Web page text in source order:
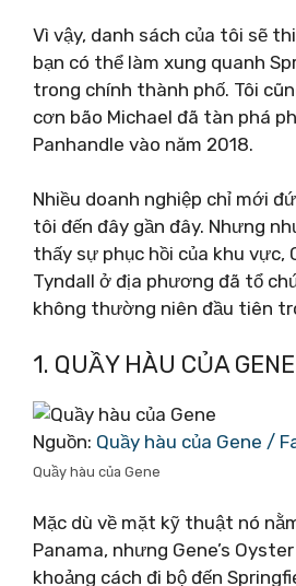
Vì vậy, danh sách của tôi sẽ
bạn có thể làm xung quanh
trong chính thành phố. Tôi
cơn bão Michael đã tàn phá
Panhandle vào năm 2018.
Nhiều doanh nghiệp chỉ mới
tôi đến đây gần đây. Nhưng
thấy sự phục hồi của khu vực,
Tyndall ở địa phương đã tổ
không thường niên đầu tiên
1. QUẦY HÀU CỦA GENE
Nguồn: Quầy hàu của Gene /
Quầy hàu của Gene
Mặc dù về mặt kỹ thuật nó
Panama, nhưng Gene’s
khoảng cách đi bộ đến